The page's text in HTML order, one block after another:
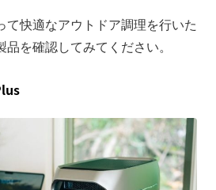
て快適なアウトドア調理を行いた
を確認してみてください。